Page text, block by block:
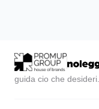
guida cio che